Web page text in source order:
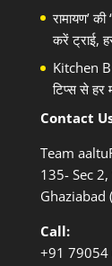
रामायण’
करें ट्राई,
Kitchen
टिप्स से हर
Contact
Team
135- Sec
Ghaziabad
Call:
+91 79054